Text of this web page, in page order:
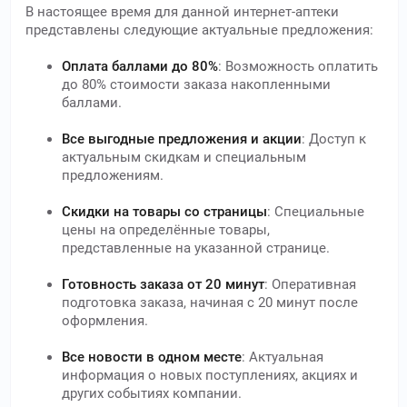
В настоящее время для данной интернет-аптеки
представлены следующие актуальные предложения:
Оплата баллами до 80%: Возможность оплатить
до 80% стоимости заказа накопленными
баллами.
Все выгодные предложения и акции: Доступ к
актуальным скидкам и специальным
предложениям.
Скидки на товары со страницы: Специальные
цены на определённые товары,
представленные на указанной странице.
Готовность заказа от 20 минут: Оперативная
подготовка заказа, начиная с 20 минут после
оформления.
Все новости в одном месте: Актуальная
информация о новых поступлениях, акциях и
других событиях компании.